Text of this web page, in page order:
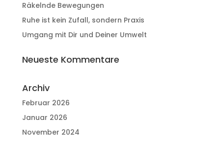
Räkelnde Bewegungen
Ruhe ist kein Zufall, sondern Praxis
Umgang mit Dir und Deiner Umwelt
Neueste Kommentare
Archiv
Februar 2026
Januar 2026
November 2024